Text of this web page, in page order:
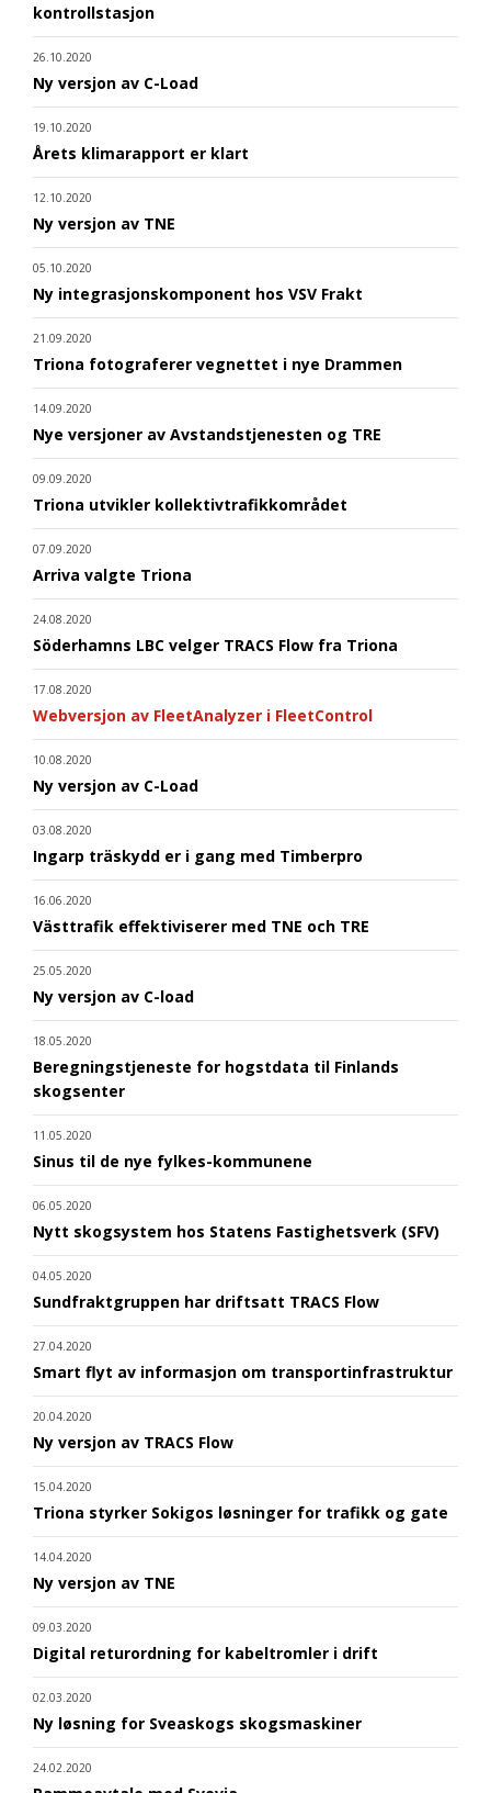
kontrollstasjon
26.10.2020
Ny versjon av C-Load
19.10.2020
Årets klimarapport er klart
12.10.2020
Ny versjon av TNE
05.10.2020
Ny integrasjonskomponent hos VSV Frakt
21.09.2020
Triona fotograferer vegnettet i nye Drammen
14.09.2020
Nye versjoner av Avstandstjenesten og TRE
09.09.2020
Triona utvikler kollektivtrafikkområdet
07.09.2020
Arriva valgte Triona
24.08.2020
Söderhamns LBC velger TRACS Flow fra Triona
17.08.2020
Webversjon av FleetAnalyzer i FleetControl
10.08.2020
Ny versjon av C-Load
03.08.2020
Ingarp träskydd er i gang med Timberpro
16.06.2020
Västtrafik effektiviserer med TNE och TRE
25.05.2020
Ny versjon av C-load
18.05.2020
Beregningstjeneste for hogstdata til Finlands
skogsenter
11.05.2020
Sinus til de nye fylkes-kommunene
06.05.2020
Nytt skogsystem hos Statens Fastighetsverk (SFV)
04.05.2020
Sundfraktgruppen har driftsatt TRACS Flow
27.04.2020
Smart flyt av informasjon om transportinfrastruktur
20.04.2020
Ny versjon av TRACS Flow
15.04.2020
Triona styrker Sokigos løsninger for trafikk og gate
14.04.2020
Ny versjon av TNE
09.03.2020
Digital returordning for kabeltromler i drift
02.03.2020
Ny løsning for Sveaskogs skogsmaskiner
24.02.2020